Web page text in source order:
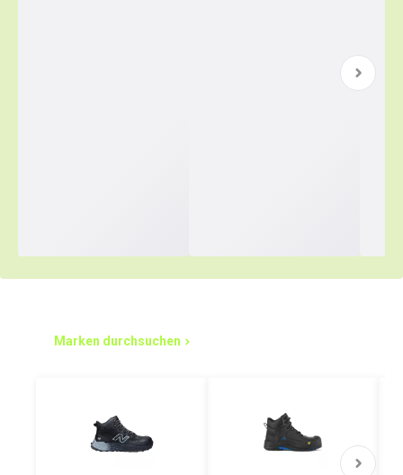
Marken durchsuchen